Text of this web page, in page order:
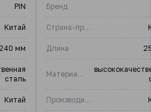
PIN
Китай
240 мм
сталь
Китай
Бренд
Страна-производитель
Длина
Материал изделия
Производитель